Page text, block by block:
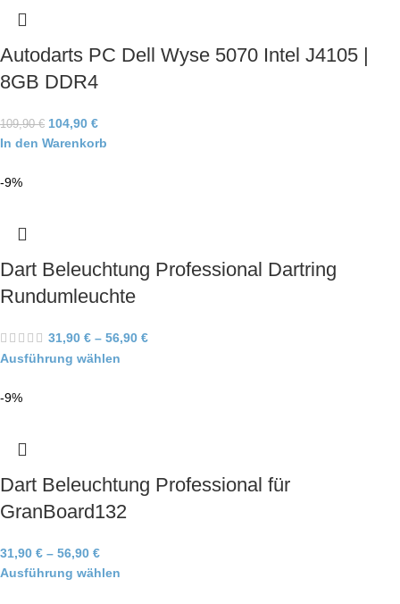
Autodarts PC Dell Wyse 5070 Intel J4105 |
8GB DDR4
109,90€ 104,90 €
In den Warenkorb
-9%
Dart Beleuchtung Professional Dartring
Rundumleuchte
31,90 € – 56,90 €
Ausführung wählen
-9%
Dart Beleuchtung Professional für
GranBoard132
31,90 € – 56,90 €
Ausführung wählen